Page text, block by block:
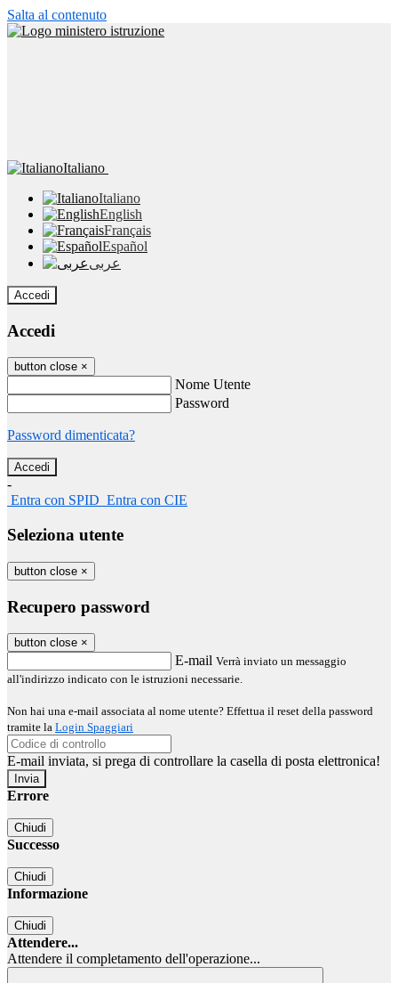
Salta al contenuto
Italiano
Italiano
English
Français
Español
عربى
Accedi
Accedi
button close ×
Nome Utente
Password
Password dimenticata?
-
Entra con SPID Entra con CIE
Seleziona utente
button close ×
Recupero password
button close ×
E-mail Verrà inviato un messaggio
all'indirizzo indicato con le istruzioni necessarie.
Non hai una e-mail associata al nome utente? Effettua il reset della password
tramite la Login Spaggiari
E-mail inviata, si prega di controllare la casella di posta elettronica!
Errore
Chiudi
Successo
Chiudi
Informazione
Chiudi
Attendere...
Attendere il completamento dell'operazione...